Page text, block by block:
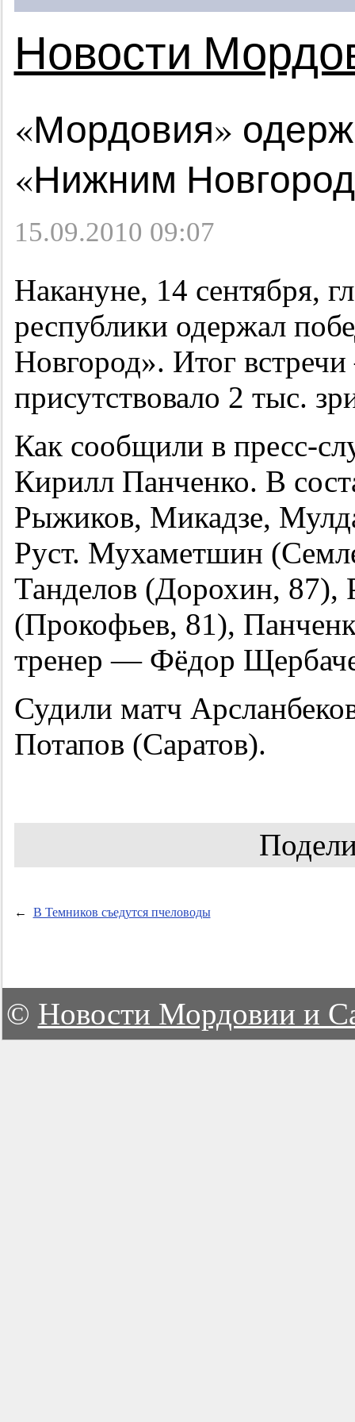
Новости
«Мордовия»
«Нижним
15.09.2010 09:07
Накануне, 14 сентября,
республики одержал
Новгород». Итог
присутствовало 2 тыс.
Как сообщили в пресс-
Кирилл Панченко. В
Рыжиков, Микадзе,
Руст. Мухаметшин
Танделов (Дорохин,
(Прокофьев, 81),
тренер — Фёдор
Судили матч
Потапов (Саратов).
← В Темников съедутся пчеловоды
© Новости Мордовии и